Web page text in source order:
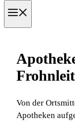
Von der
Apotheken